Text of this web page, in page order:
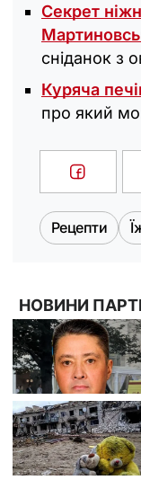
Секрет
сніданок з
Куряча
про який
Рецепти